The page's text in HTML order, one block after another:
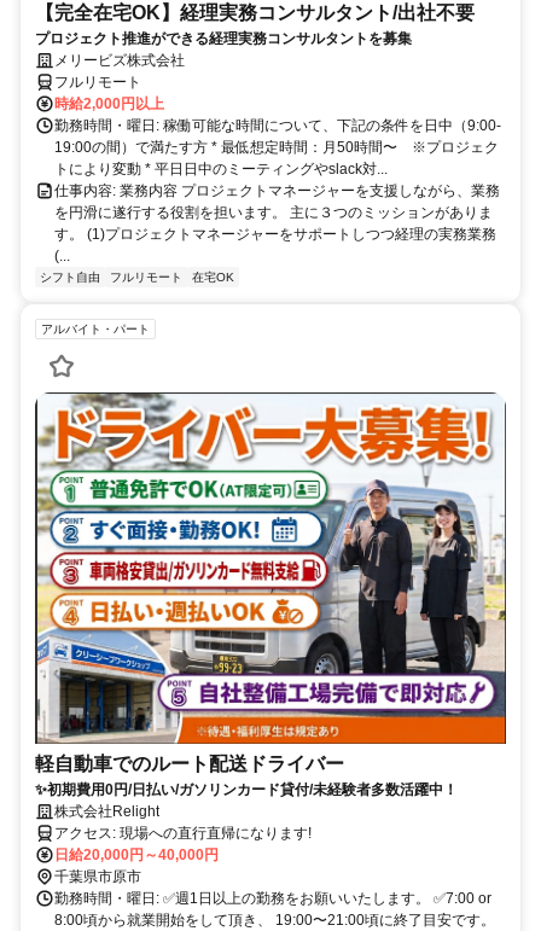
【完全在宅OK】経理実務コンサルタント/出社不要
プロジェクト推進ができる経理実務コンサルタントを募集
メリービズ株式会社
フルリモート
時給2,000円以上
勤務時間・曜日: 稼働可能な時間について、下記の条件を日中（9:00-
19:00の間）で満たす方 * 最低想定時間：月50時間〜 ※プロジェク
トにより変動 * 平日日中のミーティングやslack対...
仕事内容: 業務内容 プロジェクトマネージャーを支援しながら、業務
を円滑に遂行する役割を担います。 主に３つのミッションがありま
す。 (1)プロジェクトマネージャーをサポートしつつ経理の実務業務
(...
シフト自由 フルリモート 在宅OK
アルバイト・パート
軽自動車でのルート配送ドライバー
✨初期費用0円/日払い/ガソリンカード貸付/未経験者多数活躍中！
株式会社Relight
アクセス: 現場への直行直帰になります!
日給20,000円～40,000円
千葉県市原市
勤務時間・曜日: ✅週1日以上の勤務をお願いいたします。 ✅7:00 or
8:00頃から就業開始をして頂き、 19:00〜21:00頃に終了目安です。